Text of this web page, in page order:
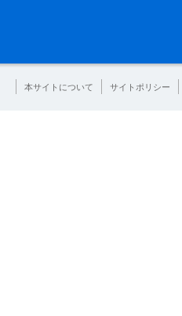
本サイトについて サイトポリシー